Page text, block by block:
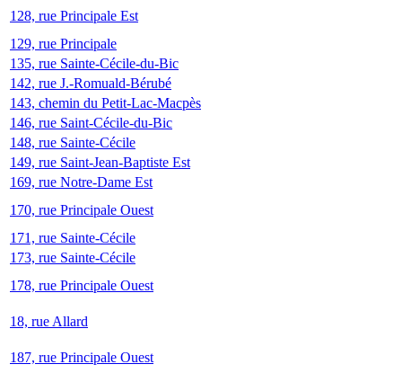
128, rue Principale Est
129, rue Principale
135, rue Sainte-Cécile-du-Bic
142, rue J.-Romuald-Bérubé
143, chemin du Petit-Lac-Macpès
146, rue Saint-Cécile-du-Bic
148, rue Sainte-Cécile
149, rue Saint-Jean-Baptiste Est
169, rue Notre-Dame Est
170, rue Principale Ouest
171, rue Sainte-Cécile
173, rue Sainte-Cécile
178, rue Principale Ouest
18, rue Allard
187, rue Principale Ouest